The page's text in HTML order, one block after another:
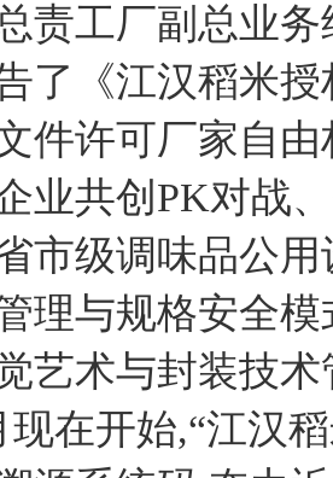
责工厂副总业
了《江汉稻米
件许可厂家自
业共创PK对战
市级调味品公
理与规格安全
艺术与封装技
现在开始,“江汉